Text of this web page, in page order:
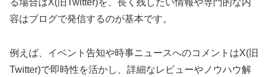
る場合はX(旧Twitter)を、長く残したい情報や専門的な内
容はブログで発信するのが基本です。
例えば、イベント告知や時事ニュースへのコメントはX(旧
Twitter)で即時性を活かし、詳細なレビューやノウハウ解